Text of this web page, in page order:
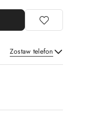
Zostaw telefon
Wyślij